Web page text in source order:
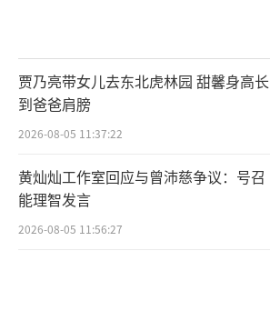
贾乃亮带女儿去东北虎林园 甜馨身高长
到爸爸肩膀
2026-08-05 11:37:22
黄灿灿工作室回应与曾沛慈争议：号召
能理智发言
2026-08-05 11:56:27